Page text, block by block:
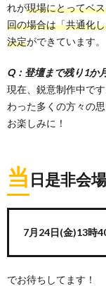
れが現場にとってベ
回の場合は「共通化
決定ができています。
Q：登壇まで残り1か
現在、鋭意制作中で
わった多くの方々の
お楽しみに！
当 日是非会
7月24日(金)13時
でお待ちしてます！